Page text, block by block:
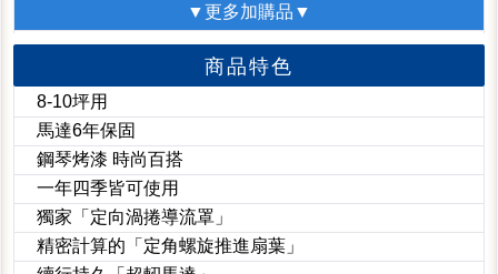
▼更多加購品▼
商品特色
8-10坪用
馬達6年保固
鋼琴烤漆 時尚百搭
一年四季皆可使用
獨家「定向渦捲導流罩」
精密計算的「定角螺旋推進扇葉」